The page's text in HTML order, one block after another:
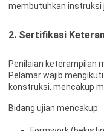
membutuhkan instruksi
2. Sertifikasi
Penilaian keterampilan
Pelamar wajib
konstruksi, mencakup
Bidang ujian mencakup: